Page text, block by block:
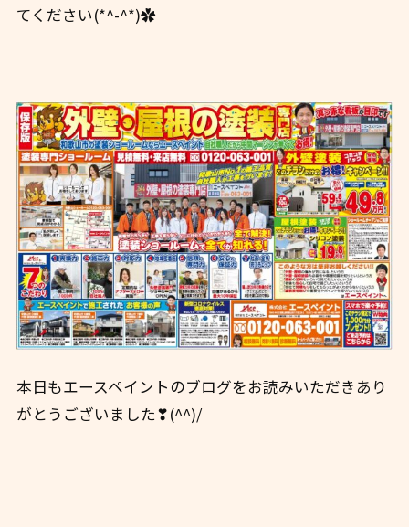
てください(*^-^*)✿
本日もエースペイントのブログをお読みいただきあり
がとうございました❣(^^)/